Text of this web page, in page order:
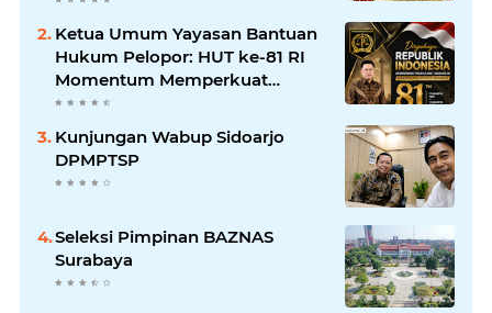
Ketua Umum Yayasan Bantuan
Hukum Pelopor: HUT ke-81 RI
Momentum Memperkuat
Keadilan, Persatuan, dan
Kunjungan Wabup Sidoarjo
DPMPTSP
Seleksi Pimpinan BAZNAS
Surabaya